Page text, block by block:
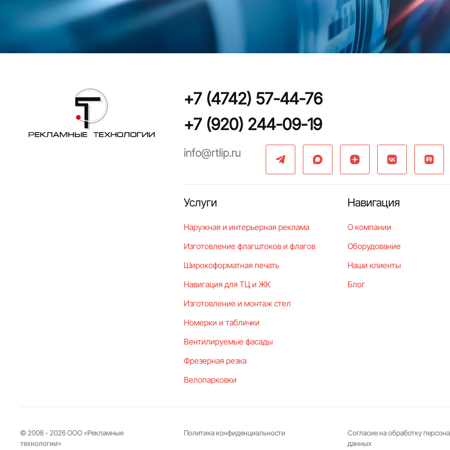
+7 (4742) 57-44-76
+7 (920) 244-09-19
info@rtlip.ru
Услуги
Наружная и интерьерная реклама
Изготовление флагштоков и флагов
Широкоформатная печать
Навигация для ТЦ и ЖК
Изготовление и монтаж стел
Номерки и таблички
Вентилируемые фасады
Фрезерная резка
Велопарковки
Навигация
О компании
Оборудование
Наши клиенты
Блог
© 2008 - 2026ООО «Рекламные
технологии»
Политика конфиденциальности
Согласие на обработку
данных